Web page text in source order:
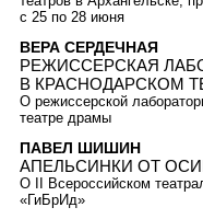
с 25 по 28 июня
ВЕРА СЕРДЕЧНАЯ
РЕЖИССЕРСКАЯ
В КРАСНОДАРСКОМ
О режиссерской
театре драмы
ПАВЕЛ ШИШИН
АПЕЛЬСИНКИ ОТ
О II Всероссийском
«ГиБрИд»